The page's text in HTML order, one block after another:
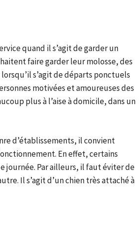
quand il s’agit de garder un
faire garder leur molosse, des
s’agit de départs ponctuels
motivées et amoureuses des
plus à l’aise à domicile, dans un
d’établissements, il convient
En effet, certains
journée. Par ailleurs, il faut éviter de
Il s’agit d’un chien très attaché à